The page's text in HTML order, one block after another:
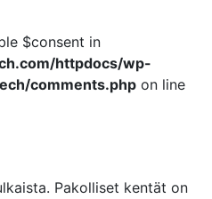
$consent in
httpdocs/wp-
comments.php on line
Pakolliset kentät on